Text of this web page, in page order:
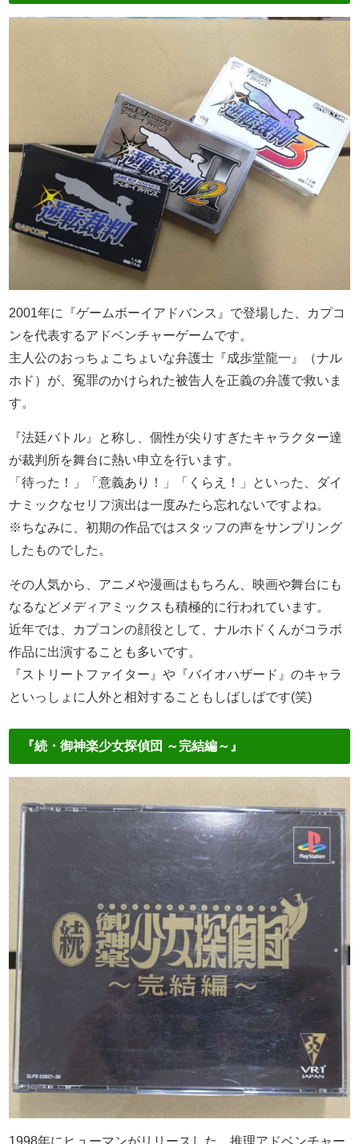
2001年に『ゲームボーイアドバンス』で登場した、カプコ
ンを代表するアドベンチャーゲームです。
主人公のおっちょこちょいな弁護士『成歩堂龍一』（ナル
ホド）が、冤罪のかけられた被告人を正義の弁護で救いま
す。
『法廷バトル』と称し、個性が尖りすぎたキャラクター達
が裁判所を舞台に熱い申立を行います。
「待った！」「意義あり！」「くらえ！」といった、ダイ
ナミックなセリフ演出は一度みたら忘れないですよね。
※ちなみに、初期の作品ではスタッフの声をサンプリング
したものでした。
その人気から、アニメや漫画はもちろん、映画や舞台にも
なるなどメディアミックスも積極的に行われています。
近年では、カプコンの顔役として、ナルホドくんがコラボ
作品に出演することも多いです。
『ストリートファイター』や『バイオハザード』のキャラ
といっしょに人外と相対することもしばしばです(笑)
『続・御神楽少女探偵団 ～完結編～』